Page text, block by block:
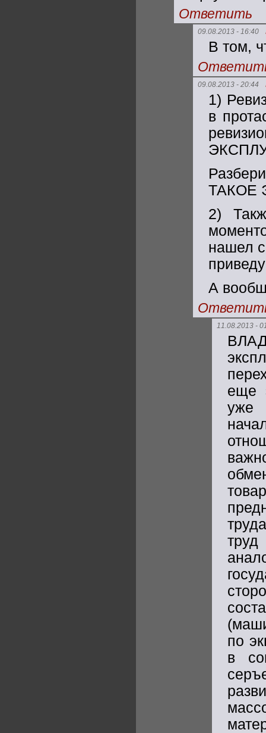
Ответить
09.08.2013 - 16:40
В том,
09.08.2013 - 20:44
1)
в
ТАКОЕ
2)
нашел
А
11.08.2013 -
еще
уже
по
в